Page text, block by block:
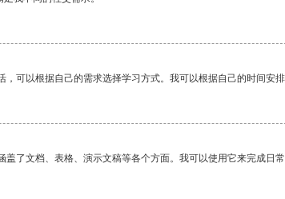
可以根据自己的需求选择学习方式。我可以根据自己的时间安排
了文档、表格、演示文稿等各个方面。我可以使用它来完成日